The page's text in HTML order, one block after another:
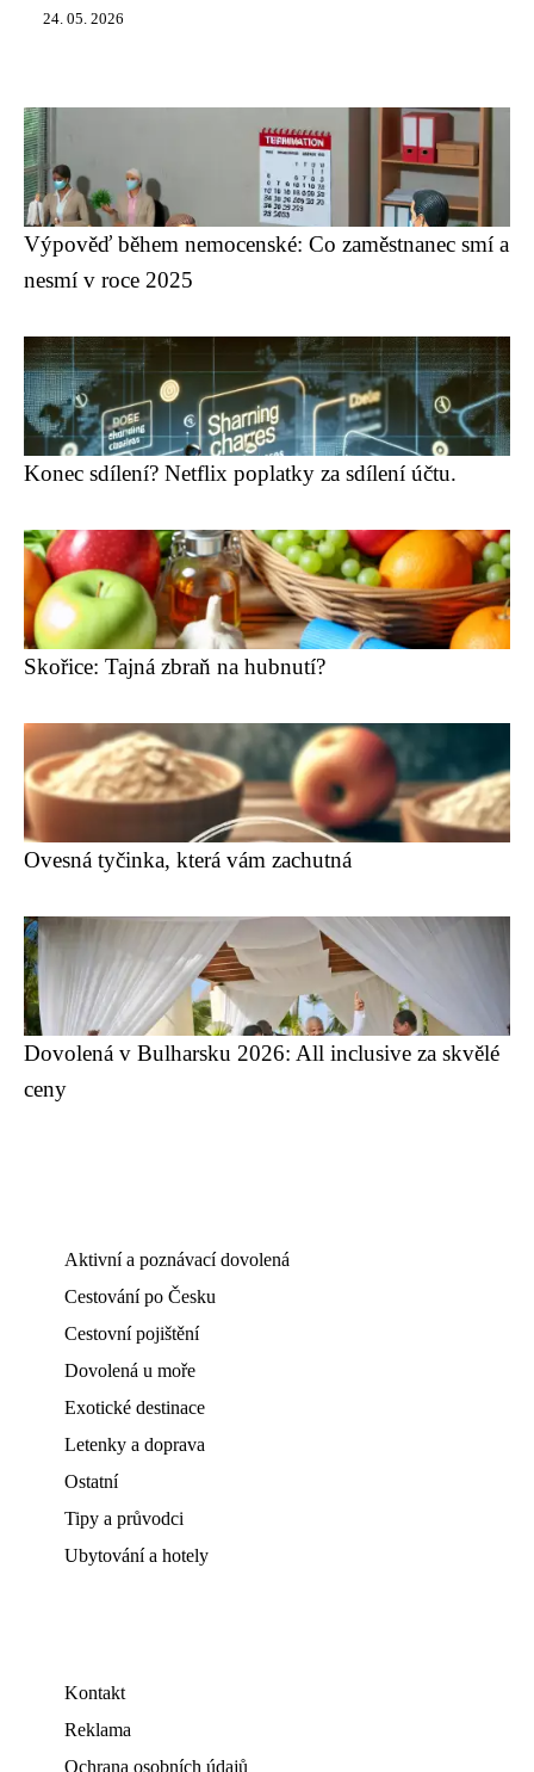
24. 05. 2026
Výpověď během nemocenské: Co zaměstnanec smí a
nesmí v roce 2025
Konec sdílení? Netflix poplatky za sdílení účtu.
Skořice: Tajná zbraň na hubnutí?
Ovesná tyčinka, která vám zachutná
Dovolená v Bulharsku 2026: All inclusive za skvělé
ceny
Aktivní a poznávací dovolená
Cestování po Česku
Cestovní pojištění
Dovolená u moře
Exotické destinace
Letenky a doprava
Ostatní
Tipy a průvodci
Ubytování a hotely
Kontakt
Reklama
Ochrana osobních údajů